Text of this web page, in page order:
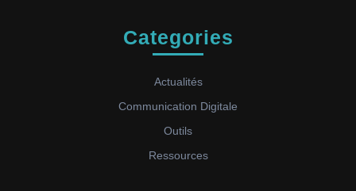
Categories
Actualités
Communication Digitale
Outils
Ressources